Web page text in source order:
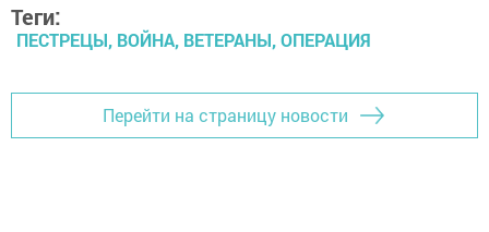
Теги:
ПЕСТРЕЦЫ, ВОЙНА, ВЕТЕРАНЫ, ОПЕРАЦИЯ
Перейти на страницу новости